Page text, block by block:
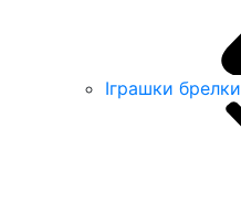
Іграшки брелки